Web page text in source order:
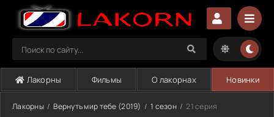
Лакорны Фильмы О лакорнах Новинки
Лакорны Вернуть мир тебе (2019) 1 сезон 21 серия